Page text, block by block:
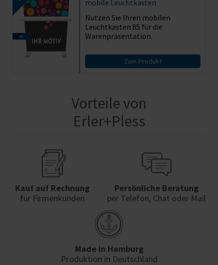
mobile Leuchtkasten
Nutzen Sie Ihren mobilen
Leuchtkasten 85 für die
Warenpräsentation.
Zum Produkt
Vorteile von
Erler+Pless
Kauf auf Rechnung
für Firmenkunden
Persönliche Beratung
per Telefon, Chat oder Mail
Made in Hamburg
Produktion in Deutschland